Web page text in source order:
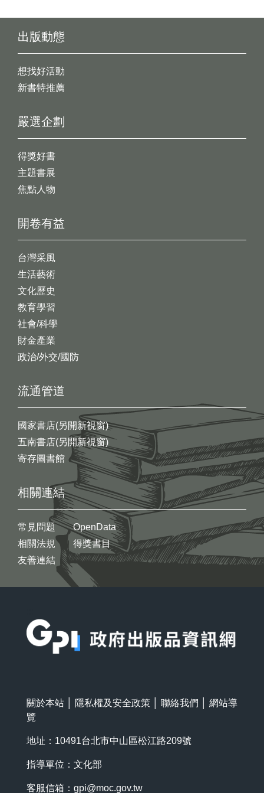
出版動態
想找好活動
新書特推薦
開卷有益
台灣采風
生活藝術
文化歷史
教育學習
社會/科學
財金產業
政治/外交/國防
嚴選企劃
得獎好書
主題書展
焦點人物
流通管道
國家書店(另開新視窗)
五南書店(另開新視窗)
寄存圖書館
相關連結
常見問題
相關法規
友善連結
OpenData
得獎書目
關於本站 隱私權及安全政策 聯絡我們
網站導
覽
地址：10491台北市中山區松江路209號
指導單位：文化部
客服信箱： gpi@moc.gov.tw